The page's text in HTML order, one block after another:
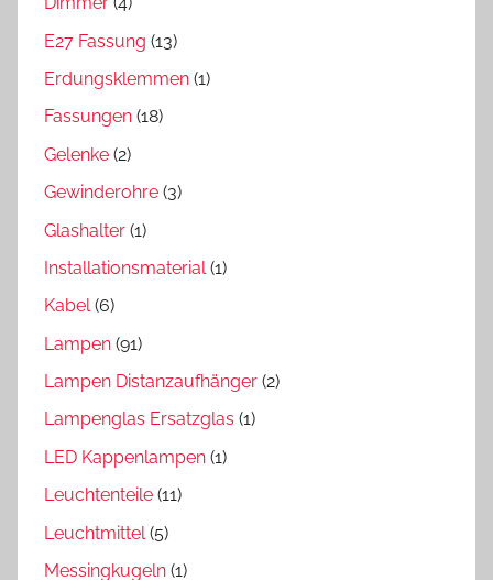
E27 Fassung (13)
Erdungsklemmen (1)
Fassungen (18)
Gelenke (2)
Gewinderohre (3)
Glashalter (1)
Installationsmaterial(1)
Kabel(6)
Lampen (91)
Lampen Distanzaufhänger (2)
Lampenglas Ersatzglas (1)
LED Kappenlampen (1)
Leuchtenteile (11)
Leuchtmittel (5)
Messingkugeln (1)